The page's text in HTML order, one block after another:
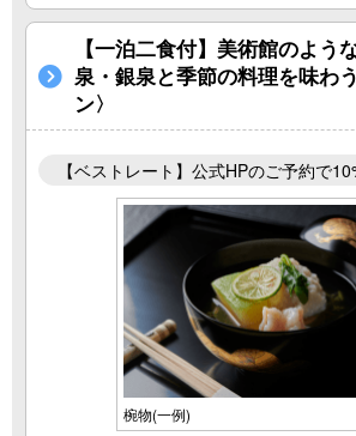
【一泊二食付】美術館のよう
泉・銀泉と季節の料理を味わ
ン〉
【ベストレート】公式HPのご予約で
椀物(一例)